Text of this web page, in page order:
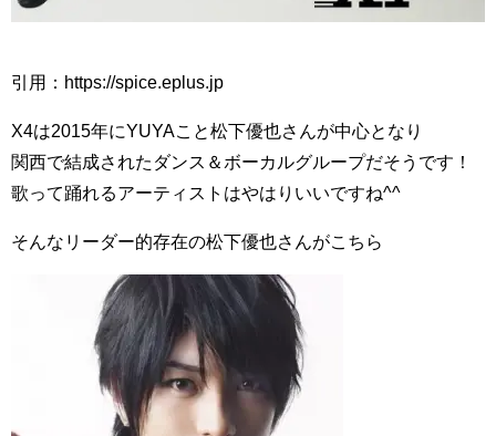
引用：https://spice.eplus.jp
X4は2015年にYUYAこと松下優也さんが中心となり
関西で結成されたダンス＆ボーカルグループだそうです！
歌って踊れるアーティストはやはりいいですね^^
そんなリーダー的存在の松下優也さんがこちら